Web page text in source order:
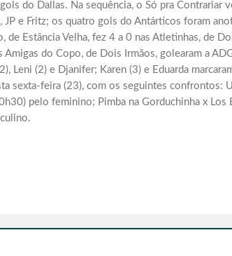
do Dallas. Na sequência, o Só pra Contrariar
e Fritz; os quatro gols do Antárticos foram
de Estância Velha, fez 4 a 0 nas Atletinhas, de
Amigas do Copo, de Dois Irmãos, golearam a
Leni (2) e Djanifer; Karen (3) e Eduarda
sexta-feira (23), com os seguintes confrontos:
pelo feminino; Pimba na Gorduchinha x Los